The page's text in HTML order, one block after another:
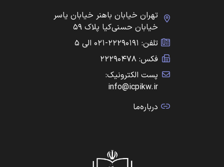
تهران خیابان باهنر خیابان یاسر
خیابان حسنی‌کیا پلاک ۵۹
تلفن: ۲۲۲۹۰۱۹۱-۰۲۱ الی ۵
فکس: ۲۲۲۹۰۴۷۸
پست الکترونیک:
info@icpikw.ir
درباره‌ما